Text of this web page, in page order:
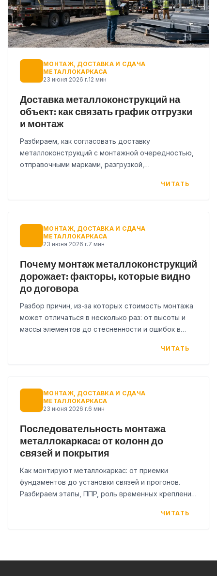
МОНТАЖ, ДОСТАВКА И СДАЧА
МЕТАЛЛОКАРКАСА
23 июня 2026 г.12 мин
Доставка металлоконструкций на
объект: как связать график отгрузки
и монтаж
Разбираем, как согласовать доставку
металлоконструкций с монтажной очередностью,
отправочными марками, разгрузкой,
ЧИТАТЬ
МОНТАЖ, ДОСТАВКА И СДАЧА
МЕТАЛЛОКАРКАСА
23 июня 2026 г.7 мин
Почему монтаж металлоконструкций
дорожает: факторы, которые видно
до договора
Разбор причин, из-за которых стоимость монтажа
может отличаться в несколько раз: от высоты и
массы элементов до стесненности и ошибок в
ЧИТАТЬ
МОНТАЖ, ДОСТАВКА И СДАЧА
МЕТАЛЛОКАРКАСА
23 июня 2026 г.6 мин
Последовательность монтажа
металлокаркаса: от колонн до
связей и покрытия
Как монтируют металлокаркас: от приемки
фундаментов до установки связей и прогонов.
Разбираем этапы, ППР, роль временных креплений
ЧИТАТЬ